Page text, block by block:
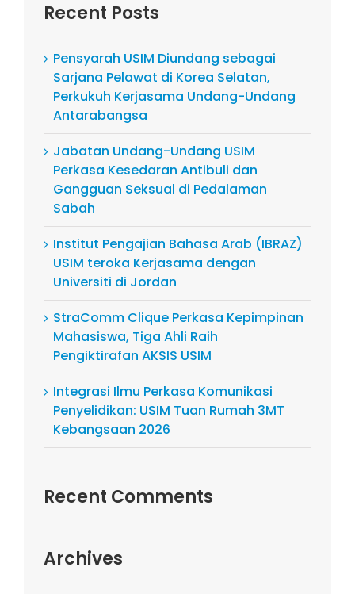
Recent Posts
Pensyarah USIM Diundang sebagai
Sarjana Pelawat di Korea Selatan,
Perkukuh Kerjasama Undang-Undang
Antarabangsa
Jabatan Undang-Undang USIM
Perkasa Kesedaran Antibuli dan
Gangguan Seksual di Pedalaman
Sabah
Institut Pengajian Bahasa Arab (IBRAZ)
USIM teroka Kerjasama dengan
Universiti di Jordan
StraComm Clique Perkasa Kepimpinan
Mahasiswa, Tiga Ahli Raih
Pengiktirafan AKSIS USIM
Integrasi Ilmu Perkasa Komunikasi
Penyelidikan: USIM Tuan Rumah 3MT
Kebangsaan 2026
Recent Comments
Archives